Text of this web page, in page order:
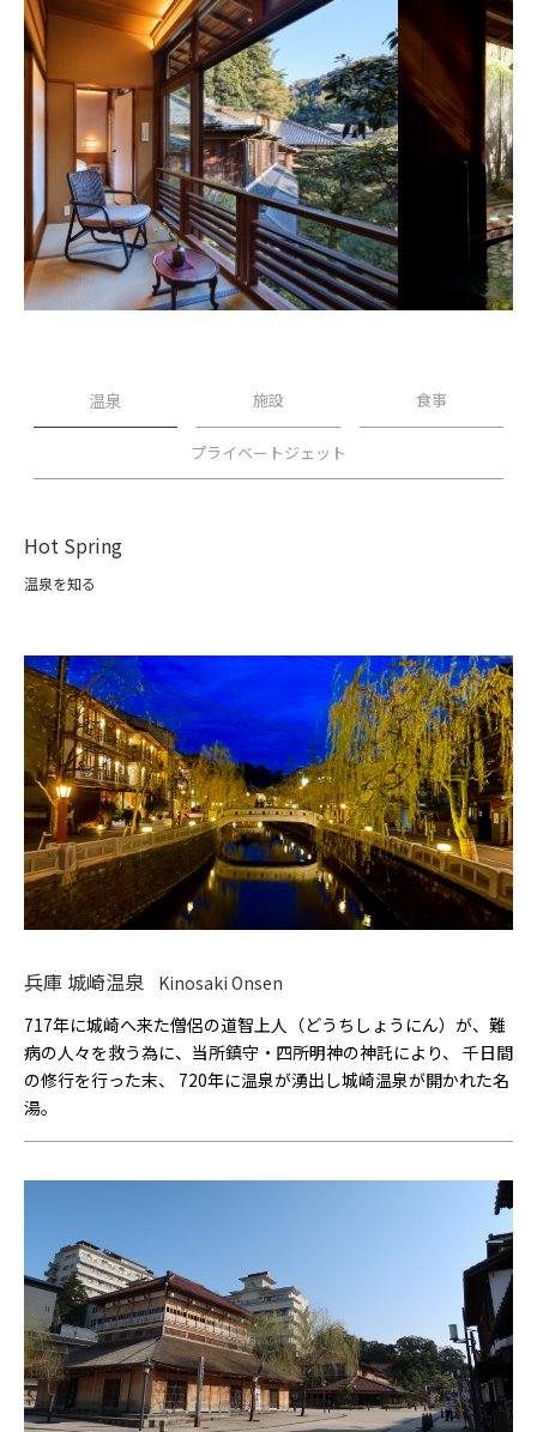
温泉 施設 食事
プライベートジェット
Hot Spring
温泉を知る
兵庫 城崎温泉
Kinosaki Onsen
717年に城崎へ来た僧侶の道智上人（どうちしょうにん）が、難
病の人々を救う為に、当所鎮守・四所明神の神託により、 千日間
の修行を行った末、 720年に温泉が湧出し城崎温泉が開かれた名
湯。